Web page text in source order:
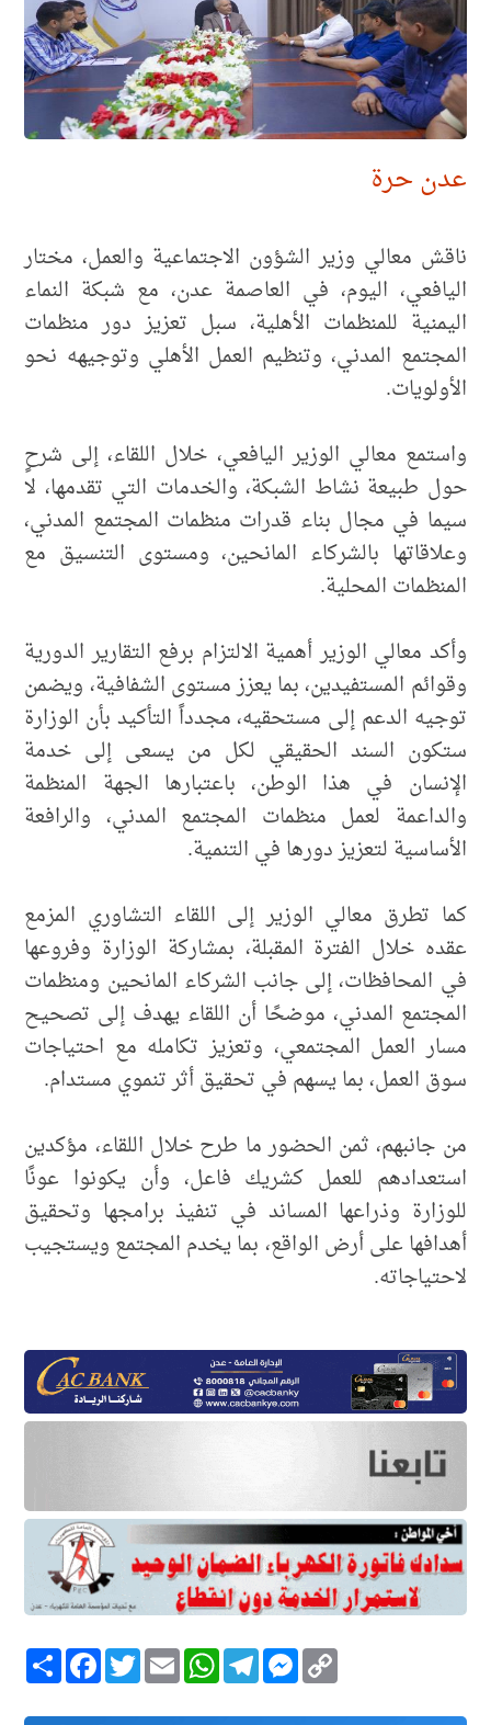
عدن حرة
ناقش معالي وزير الشؤون الاجتماعية والعمل، مختار
اليافعي، اليوم، في العاصمة عدن، مع شبكة النماء
اليمنية للمنظمات الأهلية، سبل تعزيز دور منظمات
المجتمع المدني، وتنظيم العمل الأهلي وتوجيهه نحو
الأولويات.
واستمع معالي الوزير اليافعي، خلال اللقاء، إلى شرحٍ
حول طبيعة نشاط الشبكة، والخدمات التي تقدمها، لا
سيما في مجال بناء قدرات منظمات المجتمع المدني،
وعلاقاتها بالشركاء المانحين، ومستوى التنسيق مع
المنظمات المحلية.
وأكد معالي الوزير أهمية الالتزام برفع التقارير الدورية
وقوائم المستفيدين، بما يعزز مستوى الشفافية، ويضمن
توجيه الدعم إلى مستحقيه، مجدداً التأكيد بأن الوزارة
ستكون السند الحقيقي لكل من يسعى إلى خدمة
الإنسان في هذا الوطن، باعتبارها الجهة المنظمة
والداعمة لعمل منظمات المجتمع المدني، والرافعة
الأساسية لتعزيز دورها في التنمية.
كما تطرق معالي الوزير إلى اللقاء التشاوري المزمع
عقده خلال الفترة المقبلة، بمشاركة الوزارة وفروعها
في المحافظات، إلى جانب الشركاء المانحين ومنظمات
المجتمع المدني، موضحًا أن اللقاء يهدف إلى تصحيح
مسار العمل المجتمعي، وتعزيز تكامله مع احتياجات
سوق العمل، بما يسهم في تحقيق أثر تنموي مستدام.
من جانبهم، ثمن الحضور ما طرح خلال اللقاء، مؤكدين
استعدادهم للعمل كشريك فاعل، وأن يكونوا عونًا
للوزارة وذراعها المساند في تنفيذ برامجها وتحقيق
أهدافها على أرض الواقع، بما يخدم المجتمع ويستجيب
لاحتياجاته.
انشر
FacebookTwitterEmail
WhatsAppTelegram
MessengerCopy
Link